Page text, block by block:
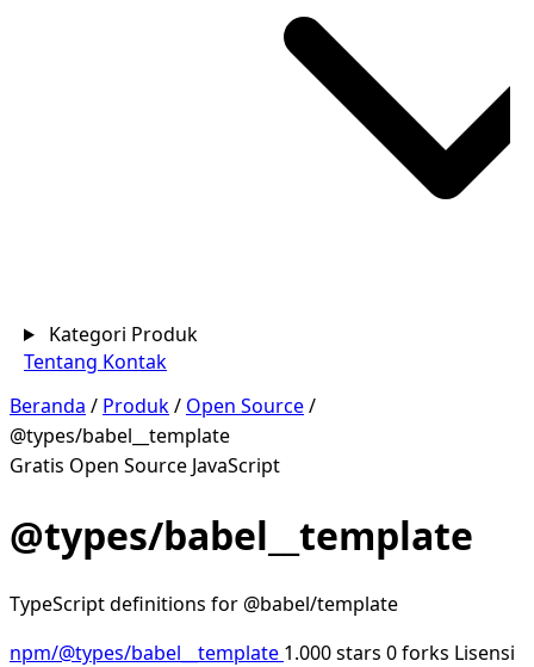
Kategori Produk
Tentang Kontak
Beranda / Produk/ Open Source/
@types/babel__template
Gratis Open Source JavaScript
@types/babel__template
TypeScript definitions for @babel/template
npm/@types/babel__template 1.000 stars 0 forks Lisensi